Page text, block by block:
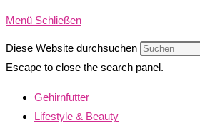
Menü Schließen
Diese Website durchsuchen
Escape to close the search panel.
Gehirnfutter
Lifestyle & Beauty